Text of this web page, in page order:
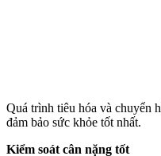
Quá trình tiêu hóa và chuyển
đảm bảo sức khỏe tốt nhất.
Kiểm soát cân nặng tốt